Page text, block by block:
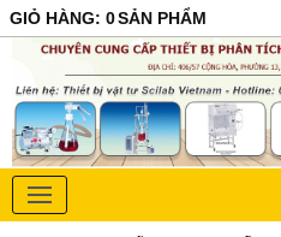
GIỎ HÀNG: 0SẢN PHẨM